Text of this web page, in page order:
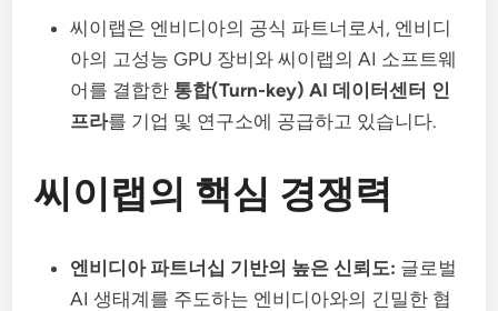
씨이랩은 엔비디아의 공식 파트너로서, 엔비디
아의 고성능 GPU 장비와 씨이랩의 AI 소프트웨
어를 결합한 통합(Turn-key) AI 데이터센터 인
프라를 기업 및 연구소에 공급하고 있습니다.
씨이랩의 핵심 경쟁력
엔비디아 파트너십 기반의 높은 신뢰도: 글로벌
AI 생태계를 주도하는 엔비디아와의 긴밀한 협